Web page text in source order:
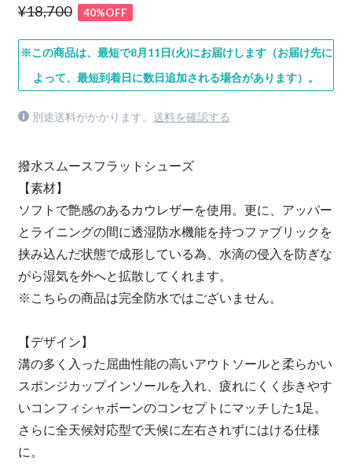
¥18,700 40%OFF
※この商品は、最短で8月11日(火)にお届けします（お届け先に
よって、最短到着日に数日追加される場合があります）。
別途送料がかかります。 送料を確認する
撥水スムースフラットシューズ
【素材】
ソフトで艶感のあるカウレザーを使用。更に、アッパー
とライニングの間に透湿防水機能を持つファブリックを
挟み込んだ状態で成形している為、水滴の侵入を防ぎな
がら湿気を外へと拡散してくれます。
※こちらの商品は完全防水ではございません。
【デザイン】
溝の多く入った屈曲性能の高いアウトソールと柔らかい
スポンジカップインソールを入れ、疲れにくく歩きやす
いコンフィシャボーンのコンセプトにマッチした1足。
さらに全天候対応型で天候に左右されずにはける仕様
に。